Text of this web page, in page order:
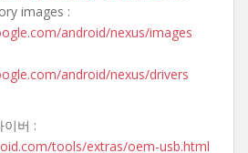
images :
android/nexus/images
android/nexus/drivers
이버 :
tools/extras/oem-usb.html